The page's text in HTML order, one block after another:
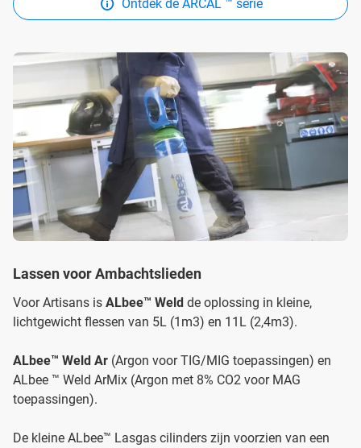
Ontdek de ARCAL ™ serie
Lassen voor Ambachtslieden
Voor Artisans is ALbee™ Weld de oplossing in kleine,
lichtgewicht flessen van 5L (1m3) en 11L (2,4m3).
ALbee™ Weld Ar (Argon voor TIG/MIG toepassingen) en
ALbee ™ Weld ArMix (Argon met 8% CO2 voor MAG
toepassingen).
De kleine ALbee™ Lasgas cilinders zijn voorzien van een